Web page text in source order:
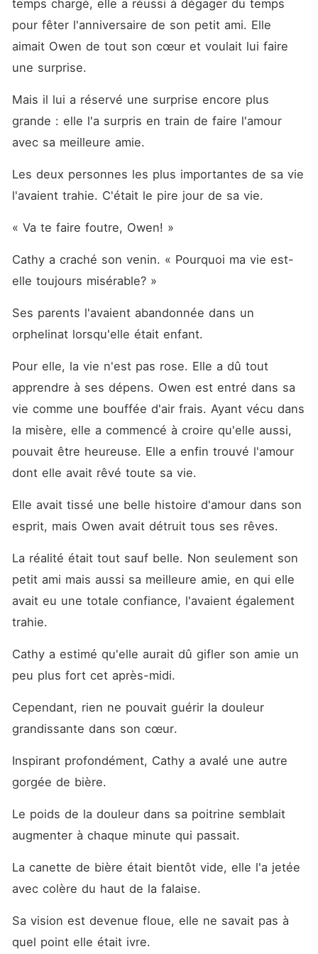
temps chargé, elle a réussi à dégager du temps
pour fêter l'anniversaire de son petit ami. Elle
aimait Owen de tout son cœur et voulait lui faire
une surprise.
Mais il lui a réservé une surprise encore plus
grande : elle l'a surpris en train de faire l'amour
avec sa meilleure amie.
Les deux personnes les plus importantes de sa vie
l'avaient trahie. C'était le pire jour de sa vie.
« Va te faire foutre, Owen! »
Cathy a craché son venin. « Pourquoi ma vie est-
elle toujours misérable? »
Ses parents l'avaient abandonnée dans un
orphelinat lorsqu'elle était enfant.
Pour elle, la vie n'est pas rose. Elle a dû tout
apprendre à ses dépens. Owen est entré dans sa
vie comme une bouffée d'air frais. Ayant vécu dans
la misère, elle a commencé à croire qu'elle aussi,
pouvait être heureuse. Elle a enfin trouvé l'amour
dont elle avait rêvé toute sa vie.
Elle avait tissé une belle histoire d'amour dans son
esprit, mais Owen avait détruit tous ses rêves.
La réalité était tout sauf belle. Non seulement son
petit ami mais aussi sa meilleure amie, en qui elle
avait eu une totale confiance, l'avaient également
trahie.
Cathy a estimé qu'elle aurait dû gifler son amie un
peu plus fort cet après-midi.
Cependant, rien ne pouvait guérir la douleur
grandissante dans son cœur.
Inspirant profondément, Cathy a avalé une autre
gorgée de bière.
Le poids de la douleur dans sa poitrine semblait
augmenter à chaque minute qui passait.
La canette de bière était bientôt vide, elle l'a jetée
avec colère du haut de la falaise.
Sa vision est devenue floue, elle ne savait pas à
quel point elle était ivre.